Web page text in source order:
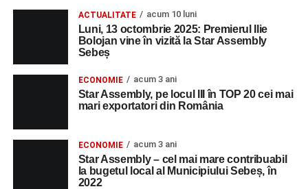
ACTUALITATE acum 10 luni
Luni, 13 octombrie 2025: Premierul Ilie
Bolojan vine în vizită la Star Assembly
Sebeș
ECONOMIE acum 3 ani
Star Assembly, pe locul III în TOP 20 cei mai
mari exportatori din România
ECONOMIE acum 3 ani
Star Assembly – cel mai mare contribuabil
la bugetul local al Municipiului Sebeș, în
2022